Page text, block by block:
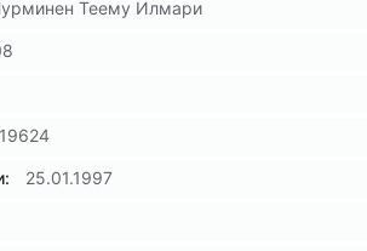
Теему Илмари
25.01.1997